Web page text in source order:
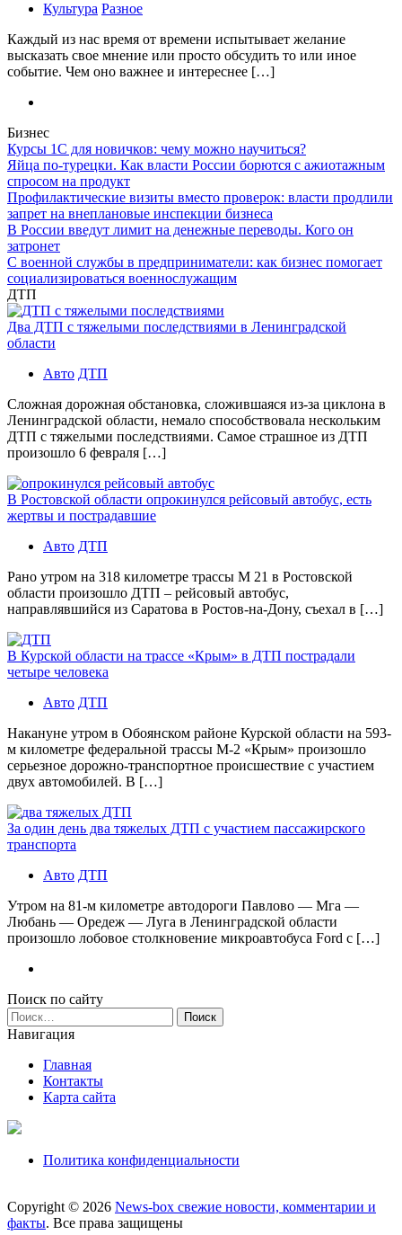
Культура Разное
Каждый из нас время от времени испытывает желание
высказать свое мнение или просто обсудить то или иное
событие. Чем оно важнее и интереснее […]
Бизнес
Курсы 1С для новичков: чему можно научиться?
Яйца по-турецки. Как власти России борются с ажиотажным
спросом на продукт
Профилактические визиты вместо проверок: власти продлили
запрет на внеплановые инспекции бизнеса
В России введут лимит на денежные переводы. Кого он
затронет
С военной службы в предприниматели: как бизнес помогает
социализироваться военнослужащим
ДТП
Два ДТП с тяжелыми последствиями в Ленинградской
области
Авто ДТП
Сложная дорожная обстановка, сложившаяся из-за циклона в
Ленинградской области, немало способствовала нескольким
ДТП с тяжелыми последствиями. Самое страшное из ДТП
произошло 6 февраля […]
В Ростовской области опрокинулся рейсовый автобус, есть
жертвы и пострадавшие
Авто ДТП
Рано утром на 318 километре трассы М 21 в Ростовской
области произошло ДТП – рейсовый автобус,
направлявшийся из Саратова в Ростов-на-Дону, съехал в […]
В Курской области на трассе «Крым» в ДТП пострадали
четыре человека
Авто ДТП
Накануне утром в Обоянском районе Курской области на 593-
м километре федеральной трассы М-2 «Крым» произошло
серьезное дорожно-транспортное происшествие с участием
двух автомобилей. В […]
За один день два тяжелых ДТП с участием пассажирского
транспорта
Авто ДТП
Утром на 81-м километре автодороги Павлово — Мга —
Любань — Оредеж — Луга в Ленинградской области
произошло лобовое столкновение микроавтобуса Ford с […]
Поиск по сайту
Найти:
Навигация
Главная
Контакты
Карта сайта
Политика конфиденциальности
Copyright © 2026 News-box свежие новости, комментарии и
факты. Все права защищены